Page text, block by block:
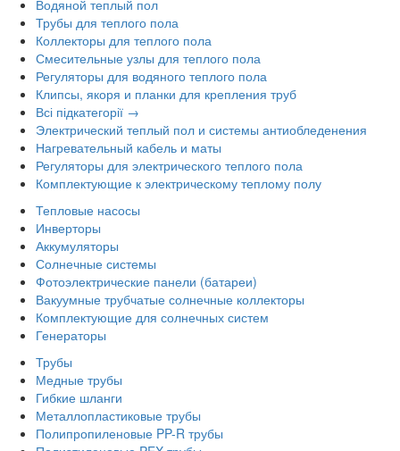
Водяной теплый пол
Трубы для теплого пола
Коллекторы для теплого пола
Смесительные узлы для теплого пола
Регуляторы для водяного теплого пола
Клипсы, якоря и планки для крепления труб
Всі підкатегорії →
Электрический теплый пол и системы антиобледенения
Нагревательный кабель и маты
Регуляторы для электрического теплого пола
Комплектующие к электрическому теплому полу
Тепловые насосы
Инверторы
Аккумуляторы
Солнечные системы
Фотоэлектрические панели (батареи)
Вакуумные трубчатые солнечные коллекторы
Комплектующие для солнечных систем
Генераторы
Трубы
Медные трубы
Гибкие шланги
Металлопластиковые трубы
Полипропиленовые PP-R трубы